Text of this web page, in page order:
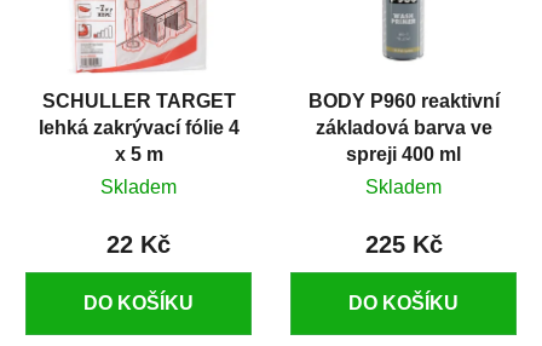
SCHULLER TARGET
lehká zakrývací fólie 4
x 5 m
Skladem
22 Kč
DO KOŠÍKU
BODY P960 reaktivní
základová barva ve
spreji 400 ml
Skladem
225 Kč
DO KOŠÍKU